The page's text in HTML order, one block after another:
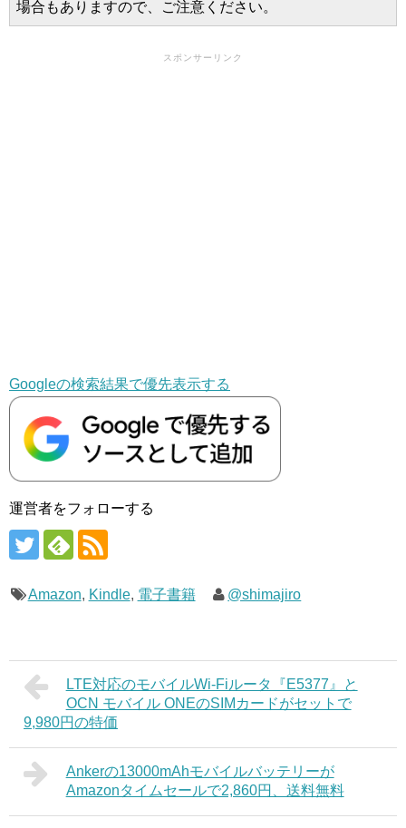
場合もありますので、ご注意ください。
スポンサーリンク
Googleの検索結果で優先表示する
運営者をフォローする
Amazon, Kindle, 電子書籍 @shimajiro
LTE対応のモバイルWi-Fiルータ『E5377』と
OCN モバイル ONEのSIMカードがセットで
9,980円の特価
Ankerの13000mAhモバイルバッテリーが
Amazonタイムセールで2,860円、送料無料